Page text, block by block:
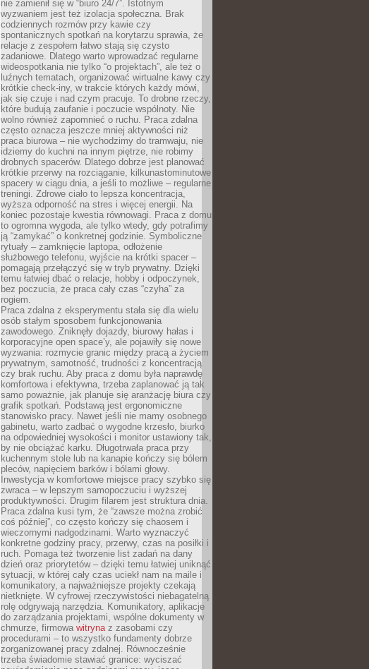
nie zamienił się w “biuro 24/7”. Istotnym
wyzwaniem jest też izolacja społeczna. Brak
codziennych rozmów przy kawie czy
spontanicznych spotkań na korytarzu sprawia, że
relacje z zespołem łatwo stają się czysto
zadaniowe. Dlatego warto wprowadzać regularne
wideospotkania nie tylko “o projektach”, ale też o
luźnych tematach, organizować wirtualne kawy czy
krótkie check-iny, w trakcie których każdy mówi,
jak się czuje i nad czym pracuje. To drobne rzeczy,
które budują zaufanie i poczucie wspólnoty. Nie
wolno również zapomnieć o ruchu. Praca zdalna
często oznacza jeszcze mniej aktywności niż
praca biurowa – nie wychodzimy do tramwaju, nie
idziemy do kuchni na innym piętrze, nie robimy
drobnych spacerów. Dlatego dobrze jest planować
krótkie przerwy na rozciąganie, kilkunastominutowe
spacery w ciągu dnia, a jeśli to możliwe – regularne
treningi. Zdrowe ciało to lepsza koncentracja,
wyższa odporność na stres i więcej energii. Na
koniec pozostaje kwestia równowagi. Praca z domu
to ogromna wygoda, ale tylko wtedy, gdy potrafimy
ją “zamykać” o konkretnej godzinie. Symboliczne
rytuały – zamknięcie laptopa, odłożenie
służbowego telefonu, wyjście na krótki spacer –
pomagają przełączyć się w tryb prywatny. Dzięki
temu łatwiej dbać o relacje, hobby i odpoczynek,
bez poczucia, że praca cały czas “czyha” za
rogiem.
Praca zdalna z eksperymentu stała się dla wielu
osób stałym sposobem funkcjonowania
zawodowego. Zniknęły dojazdy, biurowy hałas i
korporacyjne open space’y, ale pojawiły się nowe
wyzwania: rozmycie granic między pracą a życiem
prywatnym, samotność, trudności z koncentracją
czy brak ruchu. Aby praca z domu była naprawdę
komfortowa i efektywna, trzeba zaplanować ją tak
samo poważnie, jak planuje się aranżację biura czy
grafik spotkań. Podstawą jest ergonomiczne
stanowisko pracy. Nawet jeśli nie mamy osobnego
gabinetu, warto zadbać o wygodne krzesło, biurko
na odpowiedniej wysokości i monitor ustawiony tak,
by nie obciążać karku. Długotrwała praca przy
kuchennym stole lub na kanapie kończy się bólem
pleców, napięciem barków i bólami głowy.
Inwestycja w komfortowe miejsce pracy szybko się
zwraca – w lepszym samopoczuciu i wyższej
produktywności. Drugim filarem jest struktura dnia.
Praca zdalna kusi tym, że “zawsze można zrobić
coś później”, co często kończy się chaosem i
wieczornymi nadgodzinami. Warto wyznaczyć
konkretne godziny pracy, przerwy, czas na posiłki i
ruch. Pomaga też tworzenie list zadań na dany
dzień oraz priorytetów – dzięki temu łatwiej uniknąć
sytuacji, w której cały czas uciekł nam na maile i
komunikatory, a najważniejsze projekty czekają
nietknięte. W cyfrowej rzeczywistości niebagatelną
rolę odgrywają narzędzia. Komunikatory, aplikacje
do zarządzania projektami, wspólne dokumenty w
chmurze, firmowa witrynaz zasobami czy
procedurami – to wszystko fundamenty dobrze
zorganizowanej pracy zdalnej. Równocześnie
trzeba świadomie stawiać granice: wyciszać